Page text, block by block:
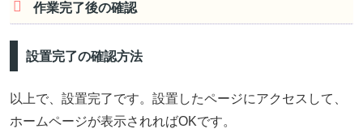
作業完了後の確認
設置完了の確認方法
以上で、設置完了です。設置したページにアクセスして、
ホームページが表示されればOKです。